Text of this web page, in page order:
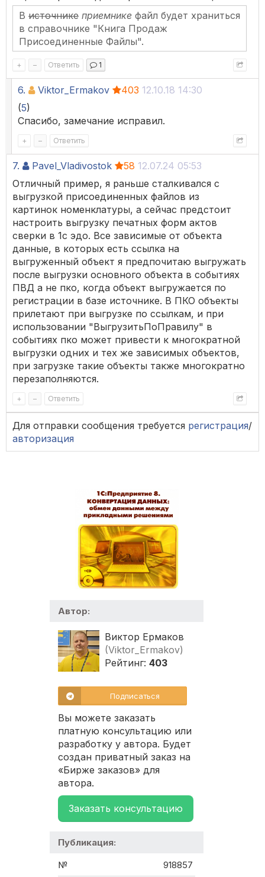
В источнике приемнике файл будет храниться
в справочнике "Книга Продаж
Присоединенные Файлы".
+ – Ответить 1
6. Viktor_Ermakov 403 12.10.18 14:30
(5)
Спасибо, замечание исправил.
+ – Ответить
7. Pavel_Vladivostok 58 12.07.24 05:53
Отличный пример, я раньше сталкивался с
выгрузкой присоединенных файлов из
картинок номенклатуры, а сейчас предстоит
настроить выгрузку печатных форм актов
сверки в 1с эдо. Все зависимые от объекта
данные, в которых есть ссылка на
выгруженный объект я предпочитаю выгружать
после выгрузки основного объекта в событиях
ПВД а не пко, когда объект выгружается по
регистрации в базе источнике. В ПКО объекты
прилетают при выгрузке по ссылкам, и при
использовании "ВыгрузитьПоПравилу" в
событиях пко может привести к многократной
выгрузки одних и тех же зависимых объектов,
при загрузке такие объекты также многократно
перезаполняются.
+ – Ответить
Для отправки сообщения требуется регистрация/
авторизация
Автор:
Виктор Ермаков
(Viktor_Ermakov)
Рейтинг: 403
Подписаться
Вы можете заказать
платную консультацию или
разработку у автора. Будет
создан приватный заказ на
«Бирже заказов» для
автора.
Заказать консультацию
Публикация:
№ 918857